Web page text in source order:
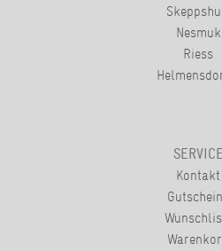
Nesmuk
Riess
SERVICE
Kontakt